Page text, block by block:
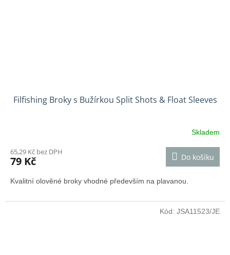
Filfishing Broky s Bužírkou Split Shots & Float Sleeves
Skladem
65,29 Kč bez DPH
79 Kč Do košíku
Kvalitní olověné broky vhodné především na plavanou.
Kód: JSA11523/JE